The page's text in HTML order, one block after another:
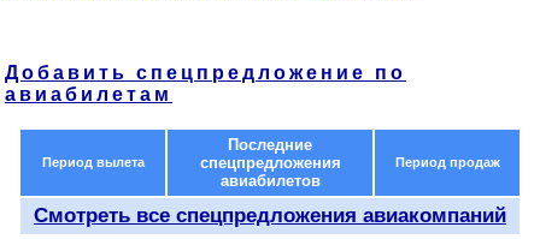
Добавить спецпредложение по
авиабилетам
Период вылета
Последние
спецпредложения
авиабилетов
Период продаж
Смотреть все спецпредложения авиакомпаний